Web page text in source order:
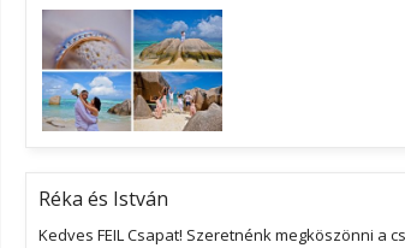
Réka és István
Kedves FEIL Csapat! Szeretnénk megköszönni a